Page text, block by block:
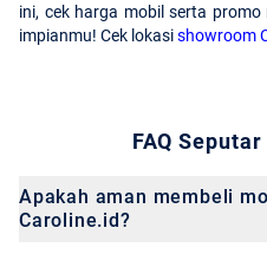
ini, cek harga mobil serta
impianmu! Cek lokasishowroom
FAQ
Apakah aman membeli
Caroline.id?